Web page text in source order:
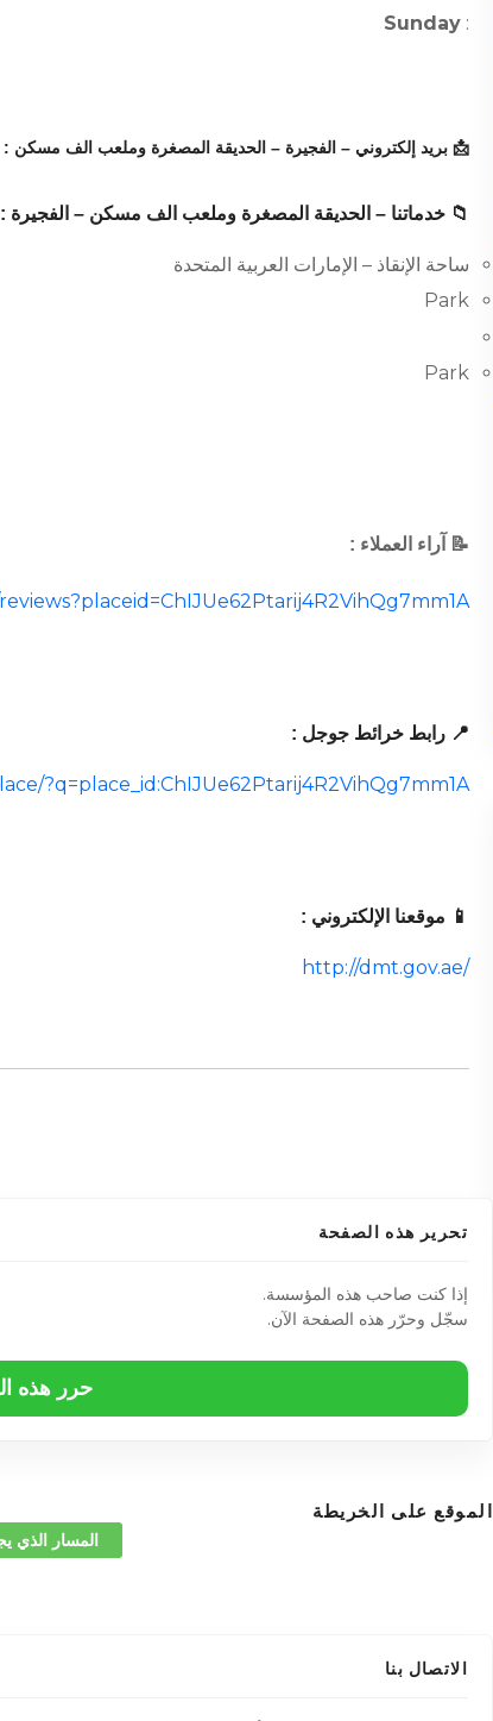
Sunday :
📩 بريد إلكتروني – الفجيرة – الحديقة المصغرة وملعب الف مسكن :
📁 خدماتنا – الحديقة المصغرة وملعب الف مسكن – الفجيرة :
ساحة الإنقاذ – الإمارات العربية المتحدة
Park
Park
📝 آراء العملاء :
📍 رابط خرائط جوجل :
?q=place_id:ChIJUe62Ptarij4R2VihQg7mm1A
📱 موقعنا الإلكتروني :
http://dmt.gov.ae/
تحرير هذه الصفحة
إذا كنت صاحب هذه المؤسسة.
سجّل وحرّر هذه الصفحة الآن.
حرر هذه
الموقع على الخريطة
المسار الذي
الاتصال بنا